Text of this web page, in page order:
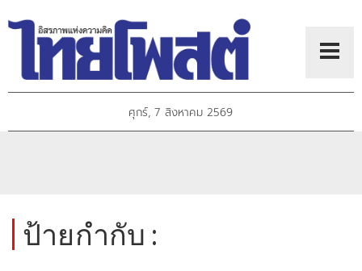
ศุกร์, 7 สิงหาคม 2569
ป้ายกำกับ :